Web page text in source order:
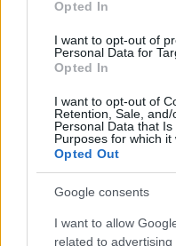
Opted In
I want to opt-out of
Personal Data for
Opted In
I want to opt-out of
Retention, Sale,
Personal Data that
Purposes for which it
Opted Out
Google consents
I want to allow
related to
Következzen blog
élménybeszámoló
Riport helyszínei:
Zell am ...